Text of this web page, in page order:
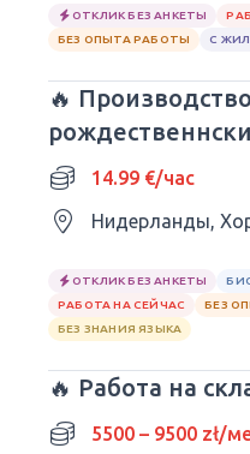
ОТКЛИК БЕЗ АНКЕТЫ
БЕЗ ОПЫТА РАБОТЫ
С
🔥 Производство
икебан14.99 €/час
Нидерланды,
ОТКЛИК БЕЗ АНКЕТЫ
РАБОТА НА СЕЙЧАС
БЕЗ
БЕЗ ЗНАНИЯ ЯЗЫКА
🔥 Работа на
5500 – 9500 zł/